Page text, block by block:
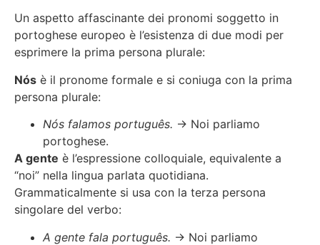
Un aspetto affascinante dei pronomi soggetto in
portoghese europeo è l’esistenza di due modi per
esprimere la prima persona plurale:
Nós è il pronome formale e si coniuga con la prima
persona plurale:
Nós falamos português. → Noi parliamo
portoghese.
A gente è l’espressione colloquiale, equivalente a
“noi” nella lingua parlata quotidiana.
Grammaticalmente si usa con la terza persona
singolare del verbo:
A gente fala português. → Noi parliamo